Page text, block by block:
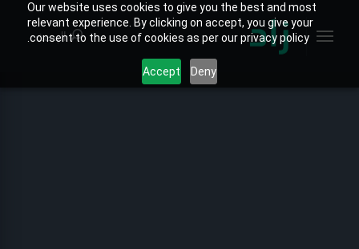
Our website uses cookies to give you the best and most
relevant experience. By clicking on accept, you give your
consent to the use of cookies as per our privacy policy.
Deny
Accept
البحث